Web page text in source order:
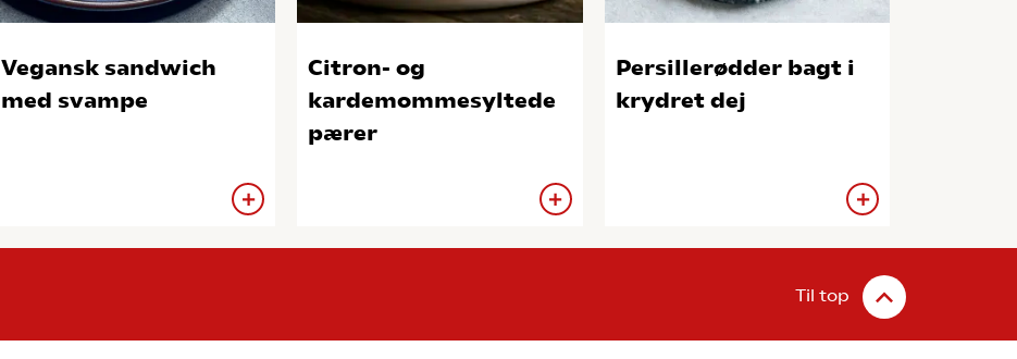
Vegansk sandwich
med svampe
Citron- og
kardemommesyltede
pærer
Persillerødder bagt i
krydret dej
Til top